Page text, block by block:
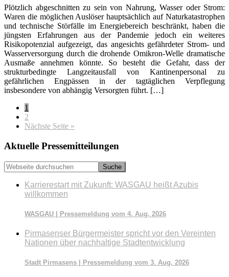
Plötzlich abgeschnitten zu sein von Nahrung, Wasser oder Strom:
Waren die möglichen Auslöser hauptsächlich auf Naturkatastrophen
und technische Störfälle im Energiebereich beschränkt, haben die
jüngsten Erfahrungen aus der Pandemie jedoch ein weiteres
Risikopotenzial aufgezeigt, das angesichts gefährdeter Strom- und
Wasserversorgung durch die drohende Omikron-Welle dramatische
Ausmaße annehmen könnte. So besteht die Gefahr, dass der
strukturbedingte Langzeitausfall von Kantinenpersonal zu
gefährlichen Engpässen in der tagtäglichen Verpflegung
insbesondere von abhängig Versorgten führt. […]
Seite
1
Seite
2
Nächste Seite aufrufen
»
Seitenspalte
Aktuelle Pressemitteilungen
Webseite
durchsuchen
Karrierestart mit Zukunft: WASGAU heißt Azubis
willkommen
WASGAU | Pressemeldung vom 4. Aug. 2026
Pirmasenser Bürgermeister spricht vor den Vereinten
Nationen über nachhaltige Stadtentwicklung
Stadt Pirmasens | Pressemeldung vom 3. Aug. 2026